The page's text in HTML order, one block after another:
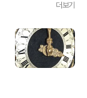
더보기